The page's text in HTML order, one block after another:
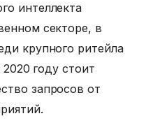
интеллекта
секторе, в
крупного ритейла
году стоит
запросов от